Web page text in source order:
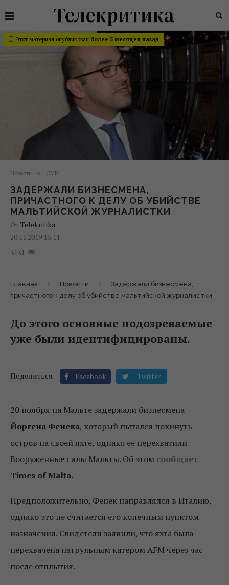
Этот материал опубликован более 5 месяцев назад
Новости СМИ
ЗАДЕРЖАЛИ БИЗНЕСМЕНА,
ПРИЧАСТНОГО К ДЕЛУ ОБ УБИЙСТВЕ
МАЛЬТИЙСКОЙ ЖУРНАЛИСТКИ
От Telekritika
20.11.2019 16:11
3131
Главная Новости
Задержали бизнесмена,
причастного к делу об убийстве мальтийской журналистки
До этого основные подозреваемые
уже были идентифицированы.
Поделиться: Facebook Twitter
20 ноября на Мальте задержали бизнесмена
Йоргена Фенека, который пытался покинуть
остров на своей яхте, однако ее перехватили
Вооруженные силы Мальты. Об этом сообщает
Times of Malta.
Предположительно, Фенек направлялся в Италию,
однако это не считается его конечным пунктом
назначения. Свидетели заявили, что яхта была
перехвачена патрульным катером AFM через час
после отплытия.